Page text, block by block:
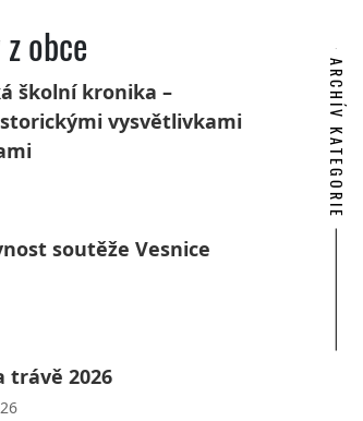
obce
školní kronika –
vysvětlivkami
soutěže Vesnice
trávě 2026
ARCHÍV KATEGORIE